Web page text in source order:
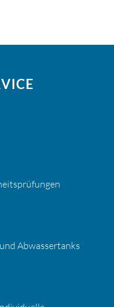
Abwassertanks